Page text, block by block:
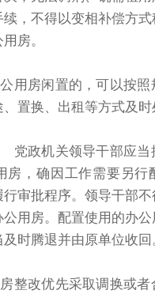
，不得以变相补偿方
房。
用房闲置的，可以按照
置换、出租等方式及时
党政机关领导干部应当
房，确因工作需要另行
审批程序。领导干部不
用房。配置使用的办
时腾退并由原单位收回
整改优先采取调换或